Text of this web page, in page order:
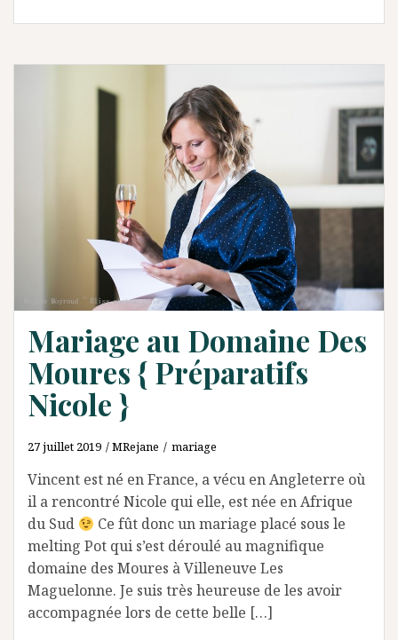
Mariage au Domaine Des
Moures { Préparatifs
Nicole }
27 juillet 2019 MRejane mariage
Vincent est né en France, a vécu en Angleterre où
il a rencontré Nicole qui elle, est née en Afrique
du Sud
Ce fût donc un mariage placé sous le
melting Pot qui s’est déroulé au magnifique
domaine des Moures à Villeneuve Les
Maguelonne. Je suis très heureuse de les avoir
accompagnée lors de cette belle […]